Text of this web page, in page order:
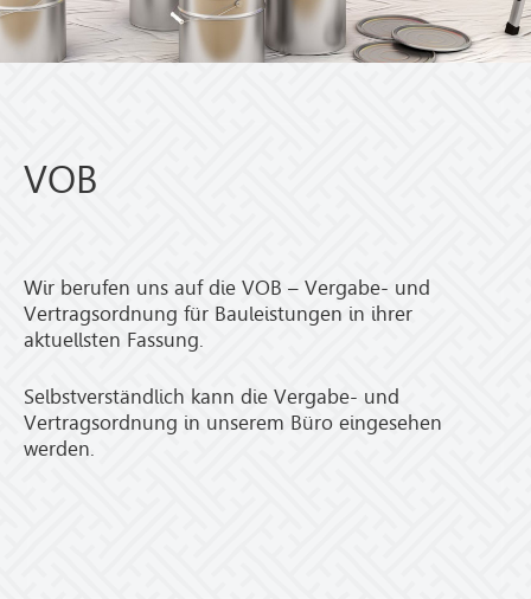
VOB
Wir berufen uns auf die VOB – Vergabe- und
Vertragsordnung für Bauleistungen in ihrer
aktuellsten Fassung.
Selbstverständlich kann die Vergabe- und
Vertragsordnung in unserem Büro eingesehen
werden.